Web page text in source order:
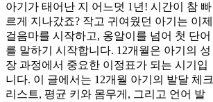
아기가 태어난 지 어느덧 1년! 시간이 참 빠
르게 지나갔죠? 작고 귀여웠던 아기는 이제
걸음마를 시작하고, 옹알이를 넘어 첫 단어
를 말하기 시작합니다. 12개월은 아기의 성
장 과정에서 중요한 이정표가 되는 시기입
니다. 이 글에서는 12개월 아기의 발달 체크
리스트, 평균 키와 몸무게, 그리고 언어 발